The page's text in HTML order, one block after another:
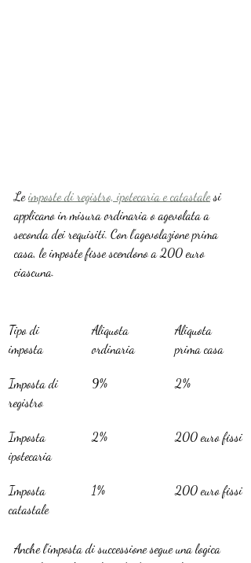
Le imposte di registro, ipotecaria e catastale si
applicano in misura ordinaria o agevolata a
seconda dei requisiti. Con l’agevolazione prima
casa, le imposte fisse scendono a 200 euro
ciascuna.
Tipo di
imposta
Aliquota
ordinaria
Aliquota
prima casa
Imposta di
registro
9% 2%
Imposta
ipotecaria
2% 200 euro fissi
Imposta
catastale
1% 200 euro fissi
Anche l’imposta di successione segue una logica